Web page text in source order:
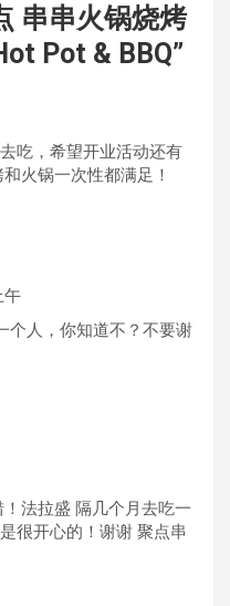
串串火锅烧烤
Pot & BBQ”
吃，希望开业活动还有
火锅一次性都满足！
午
个人，你知道不？不要谢
法拉盛 隔几个月去吃一
很开心的！谢谢 聚点串